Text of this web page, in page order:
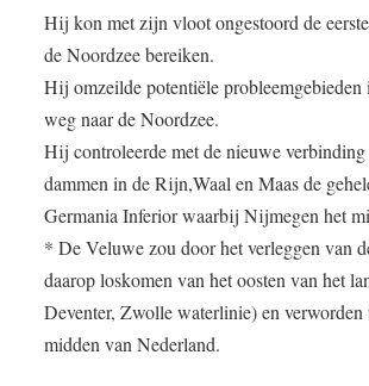
Hij kon met zijn vloot ongestoord de
de Noordzee bereiken.
Hij omzeilde potentiële
weg naar de Noordzee.
Hij controleerde met de nieuwe
dammen in de Rijn,Waal en Maas de
Germania Inferior waarbij Nijmegen het
* De Veluwe zou door het verleggen van
daarop loskomen van het oosten van het
Deventer, Zwolle waterlinie) en
midden van Nederland.